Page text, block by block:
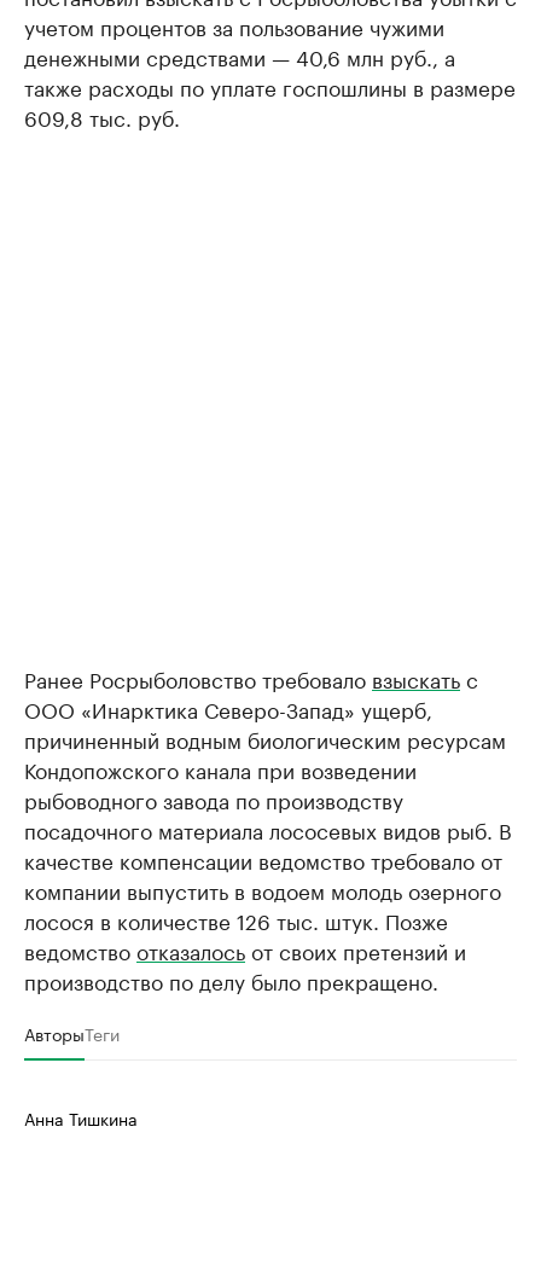
учетом процентов за пользование чужими
денежными средствами — 40,6 млн руб., а
также расходы по уплате госпошлины в размере
609,8 тыс. руб.
Ранее Росрыболовство требовало взыскатьс
ООО «Инарктика Северо-Запад» ущерб,
причиненный водным биологическим ресурсам
Кондопожского канала при возведении
рыбоводного завода по производству
посадочного материала лососевых видов рыб. В
качестве компенсации ведомство требовало от
компании выпустить в водоем молодь озерного
лосося в количестве 126 тыс. штук. Позже
ведомствоотказалосьот своих претензий и
производство по делу было прекращено.
АвторыТеги
Анна Тишкина